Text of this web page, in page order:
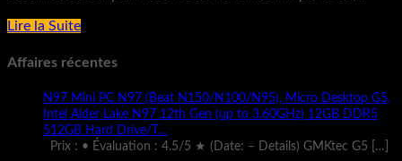
Lire la Suite
Affaires récentes
N97 Mini PC N97 (Beat N150/N100/N95), Micro Desktop G5,
Intel Alder Lake N97 12th Gen (up to 3.60GHz) 12GB DDR5
512GB Hard Drive/T…
Prix : • Évaluation : 4.5/5 ★ (Date: – Details) GMKtec G5
[…]